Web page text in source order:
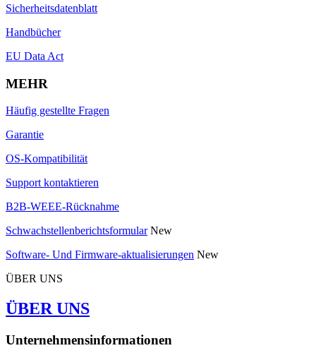
Sicherheitsdatenblatt
Handbücher
EU Data Act
MEHR
Häufig gestellte Fragen
Garantie
OS-Kompatibilität
Support kontaktieren
B2B-WEEE-Rücknahme
Schwachstellenberichtsformular New
Software- Und Firmware-aktualisierungen New
ÜBER UNS
ÜBER UNS
Unternehmensinformationen